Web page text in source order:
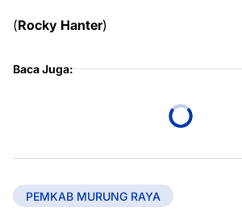
(Rocky Hanter)
Baca Juga:
PEMKAB MURUNG RAYA